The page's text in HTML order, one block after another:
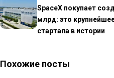
SpaceX покупает
млрд: это
стартапа в истории
Похожие посты